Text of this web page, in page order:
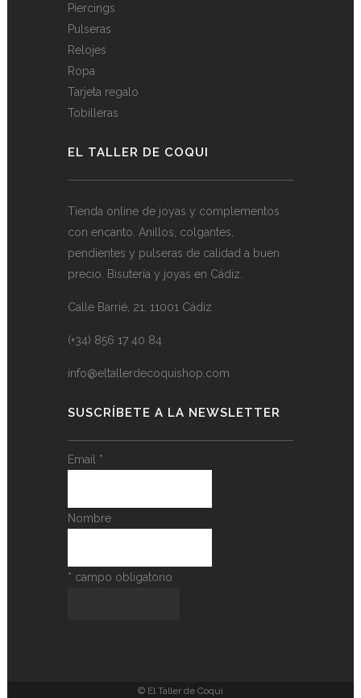
Piercings
Pulseras
Relojes
Ropa
Tarjeta regalo
Tobilleras
EL TALLER DE COQUI
Tienda online de joyas y complementos
con encanto. Anillos, colgantes,
pendientes y pulseras de calidad a buen
precio. Bisutería y joyas en Cádiz.
Calle Barrié, 21, 11001 Cádiz
(+34) 856 17 40 84
info@eltallerdecoquishop.com
SUSCRÍBETE A LA NEWSLETTER
Email *
Nombre
* campo obligatorio
© El Taller de Coqui